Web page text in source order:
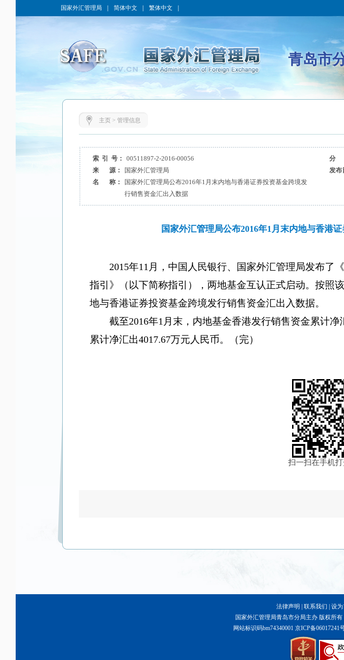
国家外汇管理局 简体中文 繁体中文
青岛市
主页> 管理信息
索 引 号： 00511897-2-2016-00056 分
来 源：
国家外汇管理局 发布
名 称：
国家外汇管理局公布2016年1月末内地与香港证券投资基金跨境发
行销售资金汇出入数据
国家外汇管理局公布2016年1月末内地与香港
2015年11 月，中国人民银行、国家外汇管理局发布了
指引》（以下简称指引），两地基金互认正式启动。按照
地与香港证券投资基金跨境发行销售资金汇出入数据。
截至2016年1 月末，内地基金香港发行销售资金累计净
累计净汇出4017.67万元人民币。（完）
扫一扫在手机
法律声明 联系我们 设
国家外汇管理局青岛市分局主办 版权所
网站标识码bm74340001京ICP备06017241